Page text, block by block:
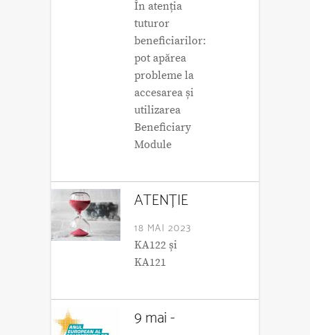
În atenția
tuturor
beneficiarilor:
pot apărea
probleme la
accesarea și
utilizarea
Beneficiary
Module
ATENȚIE
18 MAI 2023
KA122 și
KA121
9 mai -